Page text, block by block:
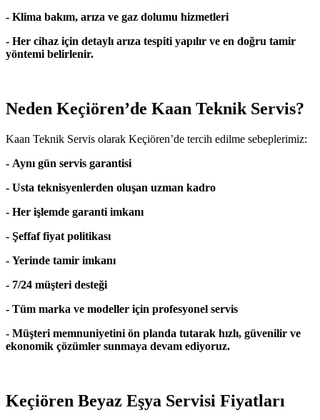
- Klima bakım, arıza ve gaz dolumu hizmetleri
- Her cihaz için detaylı arıza tespiti yapılır ve en doğru tamir
yöntemi belirlenir.
Neden Keçiören’de Kaan Teknik Servis?
Kaan Teknik Servis olarak Keçiören’de tercih edilme sebeplerimiz:
- Aynı gün servis garantisi
- Usta teknisyenlerden oluşan uzman kadro
- Her işlemde garanti imkanı
- Şeffaf fiyat politikası
- Yerinde tamir imkanı
- 7/24 müşteri desteği
- Tüm marka ve modeller için profesyonel servis
- Müşteri memnuniyetini ön planda tutarak hızlı, güvenilir ve
ekonomik çözümler sunmaya devam ediyoruz.
Keçiören Beyaz Eşya Servisi Fiyatları